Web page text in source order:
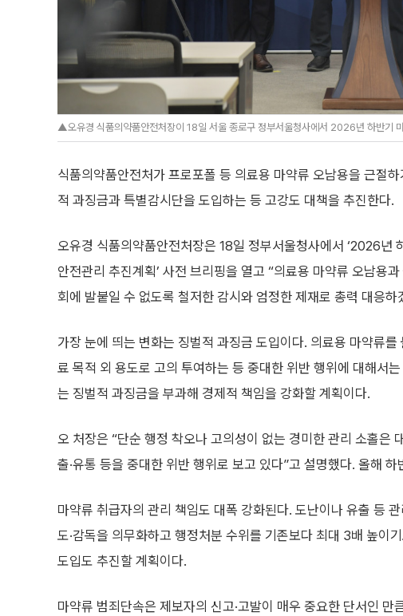
▲오유경 식품의약품안전처장이 18일 서울 종로구 정부서울청사에서 2026년 하반기
식품의약품안전처가 프로포폴 등 의료용 마약류 오남용을 근절
적 과징금과 특별감시단을 도입하는 등 고강도 대책을 추진한다.
오유경 식품의약품안전처장은 18일 정부서울청사에서 ‘2026년
안전관리 추진계획’ 사전 브리핑을 열고 “의료용 마약류 오남용
회에 발붙일 수 없도록 철저한 감시와 엄정한 제재로 총력 대응하
가장 눈에 띄는 변화는 징벌적 과징금 도입이다. 의료용 마약류를
료 목적 외 용도로 고의 투여하는 등 중대한 위반 행위에 대해서
는 징벌적 과징금을 부과해 경제적 책임을 강화할 계획이다.
오 처장은 “단순 행정 착오나 고의성이 없는 경미한 관리 소홀은
출·유통 등을 중대한 위반 행위로 보고 있다”고 설명했다. 올해
마약류 취급자의 관리 책임도 대폭 강화된다. 도난이나 유출 등
도·감독을 의무화하고 행정처분 수위를 기존보다 최대 3배 높이
도입도 추진할 계획이다.
마약류 범죄단속은 제보자의 신고·고발이 매우 중요한 단서인